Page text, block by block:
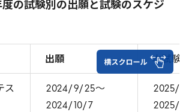
度の試験別の出願と試験のスケジ
出願 本試
ス
2024/9/25～
2024/ 10/ 7
2025/
2025/